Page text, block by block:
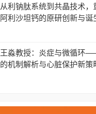
从利钠肽系统到共晶技术，
阿利沙坦钙的原研创新与诞
王淼教授：炎症与微循环
的机制解析与心脏保护新策